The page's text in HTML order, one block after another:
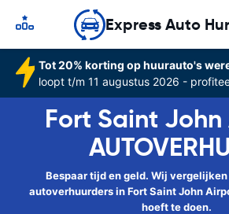
Express Auto
Tot 20% korting op huurauto's
loopt t/m 11 augustus 2026 -
Fort Saint
Bespaar tijd en geld. Wij
autoverhuurders in Fort Saint John
hoeft te doen.